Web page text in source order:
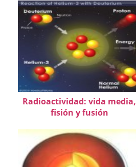
Radioactividad: vida media,
fisión y fusión